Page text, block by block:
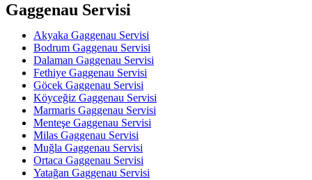
Gaggenau Servisi
Akyaka Gaggenau Servisi
Bodrum Gaggenau Servisi
Dalaman Gaggenau Servisi
Fethiye Gaggenau Servisi
Göcek Gaggenau Servisi
Köyceğiz Gaggenau Servisi
Marmaris Gaggenau Servisi
Menteşe Gaggenau Servisi
Milas Gaggenau Servisi
Muğla Gaggenau Servisi
Ortaca Gaggenau Servisi
Yatağan Gaggenau Servisi